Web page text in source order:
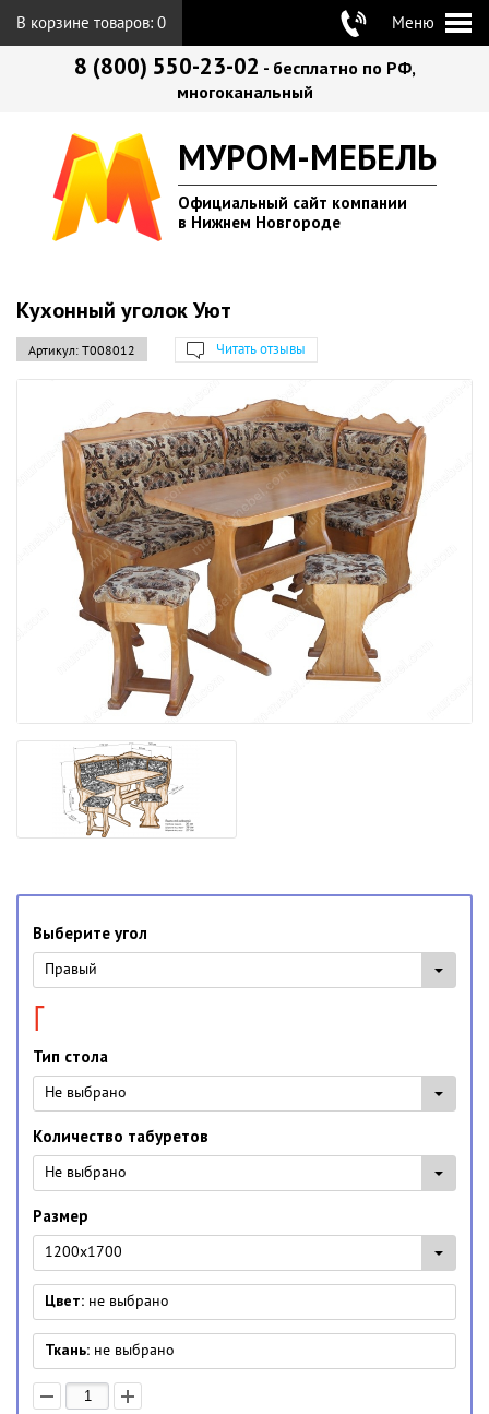
В корзине товаров: 0 Меню
8 (800) 550-23-02 - бесплатно по РФ,
многоканальный
МУРОМ-МЕБЕЛЬ
Официальный сайт компании
в Нижнем Новгороде
Кухонный уголок Уют
Артикул: Т008012 Читать отзывы
Выберите угол
Правый
Тип стола
Не выбрано
Количество табуретов
Не выбрано
Размер
1200x1700
Цвет: не выбрано
Ткань: не выбрано